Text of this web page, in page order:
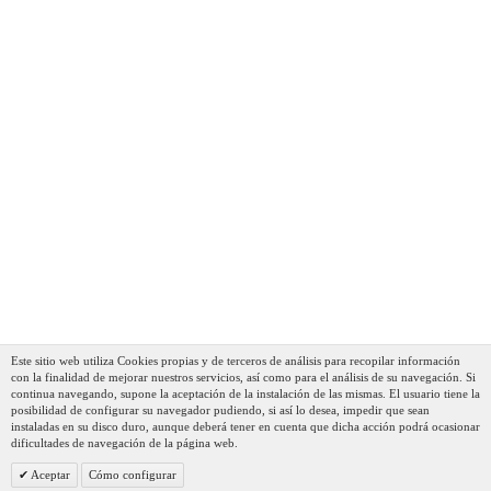
Este sitio web utiliza Cookies propias y de terceros de análisis para recopilar información
con la finalidad de mejorar nuestros servicios, así como para el análisis de su navegación. Si
continua navegando, supone la aceptación de la instalación de las mismas. El usuario tiene la
posibilidad de configurar su navegador pudiendo, si así lo desea, impedir que sean
instaladas en su disco duro, aunque deberá tener en cuenta que dicha acción podrá ocasionar
dificultades de navegación de la página web.
Aceptar Cómo configurar